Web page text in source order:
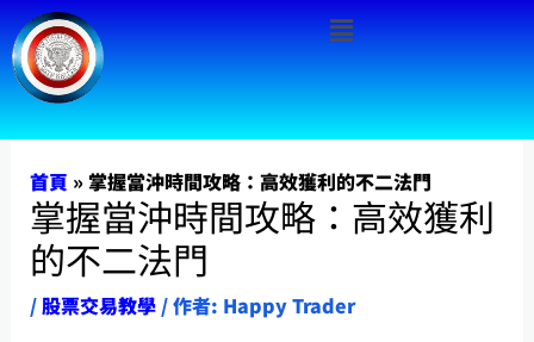
跳
至
主
要
Menu
首頁 » 掌握當沖時間攻略：高效獲利的不二法門
掌握當沖時間攻略：高效獲利
的不二法門
/股票交易教學/ 作者: Happy Trader